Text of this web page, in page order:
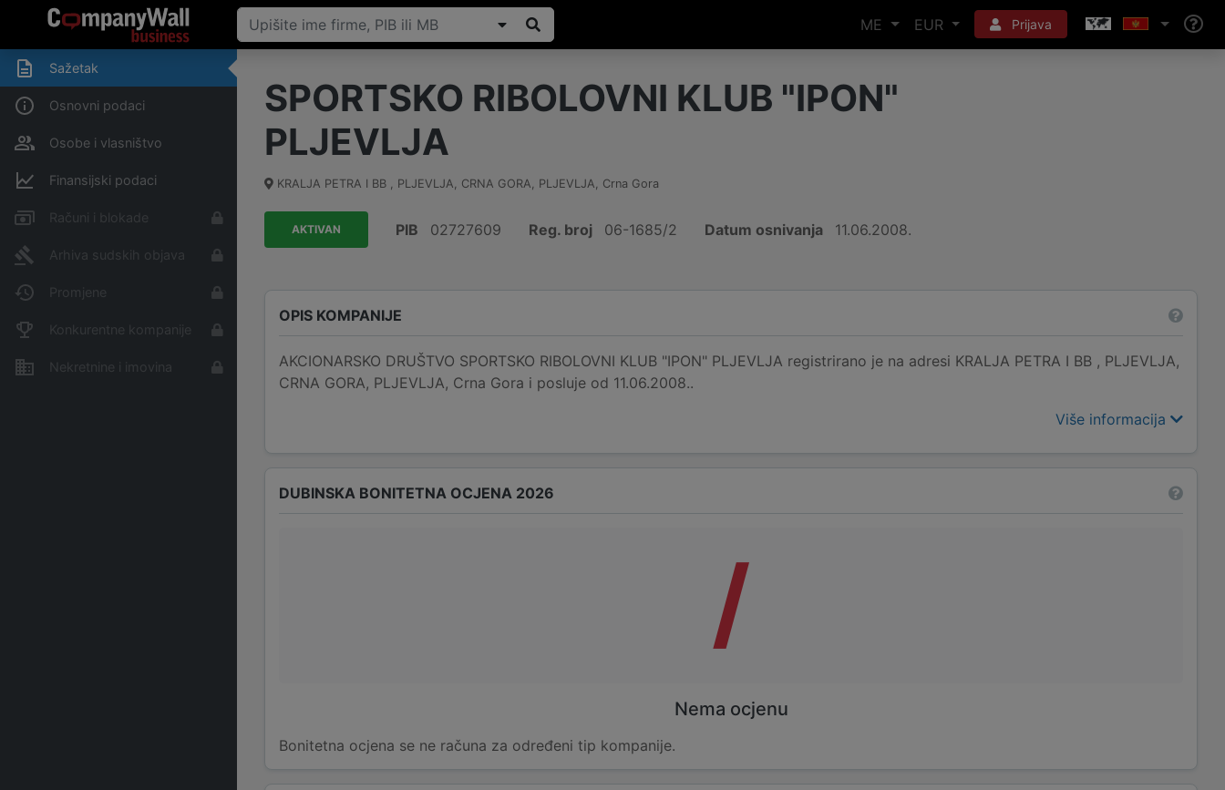
ME EUR Prijava
Sažetak
Osnovni podaci
Osobe i vlasništvo
Finansijski podaci
Računi i blokade
Arhiva sudskih objava
Promjene
Konkurentne kompanije
Nekretnine i imovina
SPORTSKO RIBOLOVNI KLUB "IPON"
PLJEVLJA
KRALJA PETRA I BB , PLJEVLJA, CRNA GORA, PLJEVLJA, Crna Gora
AKTIVAN PIB 02727609 Reg. broj 06-1685/2 Datum osnivanja 11.06.2008.
OPIS KOMPANIJE
AKCIONARSKO DRUŠTVO SPORTSKO RIBOLOVNI KLUB "IPON" PLJEVLJA registrirano je na adresi KRALJA PETRA I BB , PLJEVLJA,
CRNA GORA, PLJEVLJA, Crna Gora i posluje od 11.06.2008..
Više informacija
DUBINSKA BONITETNA OCJENA 2026
/
Nema ocjenu
Bonitetna ocjena se ne računa za određeni tip kompanije.